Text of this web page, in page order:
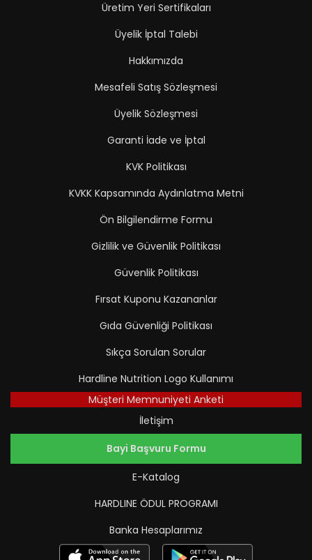
Üretim Yeri Sertifikaları
Üyelik İptal Talebi
Hakkımızda
Mesafeli Satış Sözleşmesi
Üyelik Sözleşmesi
Garanti İade ve İptal
KVK Politikası
KVKK Kapsamında Aydınlatma Metni
Ön Bilgilendirme Formu
Gizlilik ve Güvenlik Politikası
Güvenlik Politikası
Fırsat Kuponu Kazananlar
Gıda Güvenliği Politikası
Sıkça Sorulan Sorular
Hardline Nutrition Logo Kullanımı
Müşteri Memnuniyeti Anketi
İletişim
Bayi Başvuru Formu
E-Katalog
HARDLINE ÖDUL PROGRAMI
Banka Hesaplarımız